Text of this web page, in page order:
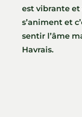
est vibrante et
s’animent et
sentir l’âme
Havrais.